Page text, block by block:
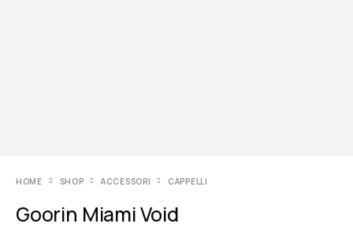
HOME SHOP ACCESSORI CAPPELLI
Goorin Miami Void